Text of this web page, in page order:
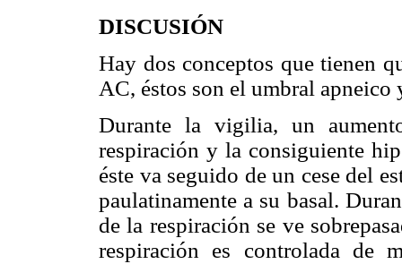
DISCUSIÓN
Hay dos conceptos que tienen
AC, éstos son el umbral apneico
Durante la vigilia, un
respiración y la consiguiente
éste va seguido de un cese del
paulatinamente a su basal.
de la respiración se ve
respiración es controlada de